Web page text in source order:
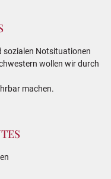
sozialen Notsituationen
wollen wir durch
machen.